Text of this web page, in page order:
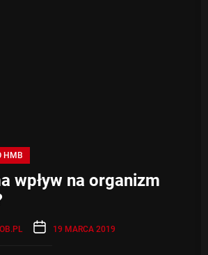
HMB
wpływ na organizm
19 MARCA 2019